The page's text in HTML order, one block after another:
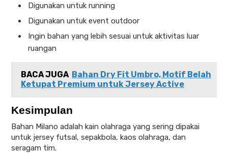
Digunakan untuk running
Digunakan untuk event outdoor
Ingin bahan yang lebih sesuai untuk aktivitas luar
ruangan
BACA JUGA Bahan Dry Fit Umbro, Motif Belah
Ketupat Premium untuk Jersey Active
Kesimpulan
Bahan Milano adalah kain olahraga yang sering dipakai
untuk jersey futsal, sepakbola, kaos olahraga, dan
seragam tim.